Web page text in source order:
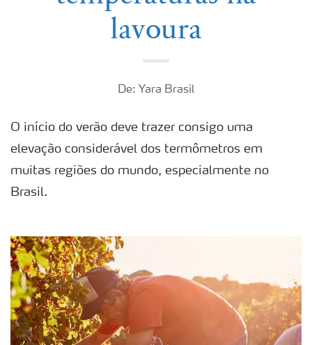
lavoura
De: Yara Brasil
O início do verão deve trazer consigo uma
elevação considerável dos termômetros em
muitas regiões do mundo, especialmente no
Brasil.